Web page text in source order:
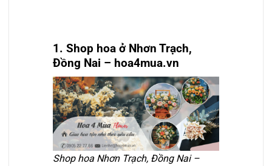
1. Shop hoa ở Nhơn Trạch,
Đồng Nai – hoa4mua.vn
Shop hoa Nhơn Trạch, Đồng Nai –